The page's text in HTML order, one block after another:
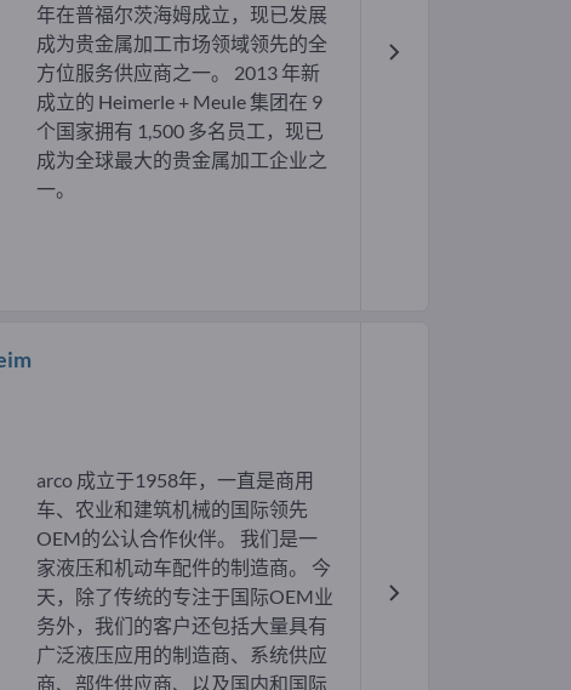
年在普福尔茨海姆成立，现已发展
成为贵金属加工市场领域领先的全
方位服务供应商之一。 2013 年新
成立的 Heimerle + Meule 集团在 9
个国家拥有 1,500 多名员工，现已
成为全球最大的贵金属加工企业之
一。
arco 成立于1958年，一直是商用
车、农业和建筑机械的国际领先
OEM的公认合作伙伴。 我们是一
家液压和机动车配件的制造商。 今
天，除了传统的专注于国际OEM业
务外，我们的客户还包括大量具有
广泛液压应用的制造商、系统供应
商、部件供应商、以及国内和国际